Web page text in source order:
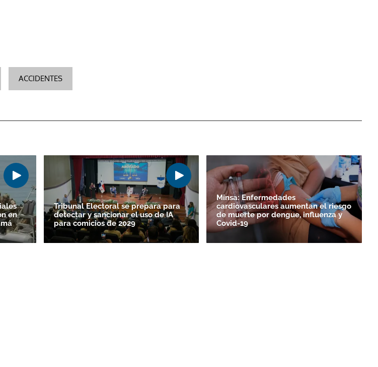
suscribirte a nuestro boletín.
ACEPTAR
ACCIDENTES
en
Tribunal Electoral se prepara para
detectar y sancionar el uso de IA
para comicios de 2029
Minsa: Enfermedades
cardiovasculares aumentan el riesgo
de muerte por dengue, influenza y
Covid-19